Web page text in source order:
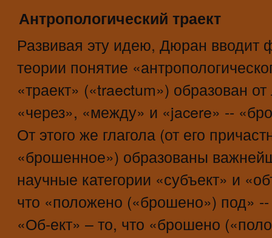
Антропологический траект
Развивая эту идею, Дюран вводит
теории понятие
«траект» («traectum») образован
«через», «между» и «jacere» --
От этого же глагола (от его
«брошенное») образованы
научные категории «субъект» и
что «положено («брошено») под»
«Об-ект» – то, что «брошено